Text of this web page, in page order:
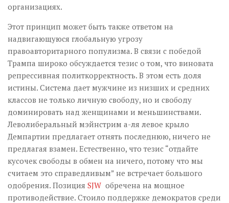
организациях.
Этот принцип может быть также ответом на
надвигающуюся глобальную угрозу
правоавторитарного популизма. В связи с победой
Трампа широко обсуждается тезис о том, что виновата
репрессивная политкорректность. В этом есть доля
истины. Система дает мужчине из низших и средних
классов не только личную свободу, но и свободу
доминировать над женщинами и меньшинствами.
Леволиберальный мэйнстрим а-ля левое крыло
Демпартии предлагает отнять последнюю, ничего не
предлагая взамен. Естественно, что тезис “отдайте
кусочек свободы в обмен на ничего, потому что мы
считаем это справедливым” не встречает большого
одобрения. Позиция SJW обречена на мощное
противодействие. Стоило поддержке демократов среди